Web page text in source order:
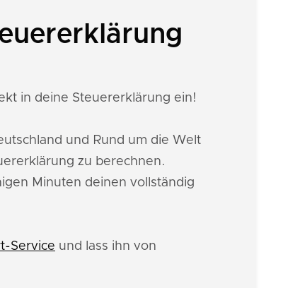
in deine Steuererklärung ein!
und Rund um die Welt
zu berechnen.
Minuten deinen vollständig
Service und lass ihn von